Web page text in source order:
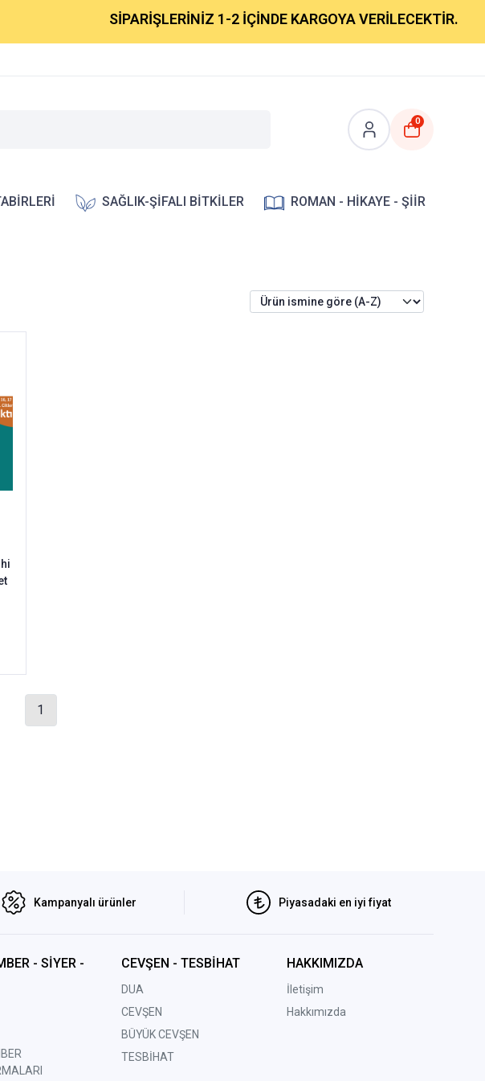
SİPARİŞLERİNİZ 1-2 İÇİNDE KARGOYA VERİLECEKTİR.
0
SAĞLIK-ŞİFALI BİTKİLER ROMAN - HİKAYE - ŞİİR
1
Kampanyalı ürünler Piyasadaki en iyi fiyat
- SİYER -
CEVŞEN - TESBİHAT
DUA
CEVŞEN
BÜYÜK CEVŞEN
TESBİHAT
HAKKIMIZDA
İletişim
Hakkımızda